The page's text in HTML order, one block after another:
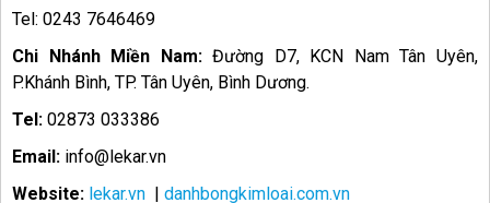
Tel: 0243 7646469
Chi Nhánh Miền Nam: Đường D7, KCN Nam Tân Uyên,
P.Khánh Bình, TP. Tân Uyên, Bình Dương.
Tel: 02873 033386
Email: info@lekar.vn
Website: lekar.vn | danhbongkimloai.com.vn